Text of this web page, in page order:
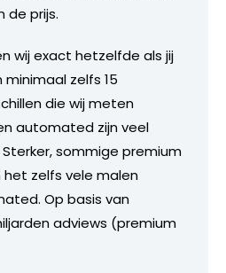
de prijs.
wij exact hetzelfde als jij
zelfs 15
die wij meten
automated zijn veel
sommige premium
zelfs vele malen
Op basis van
adviews (premium